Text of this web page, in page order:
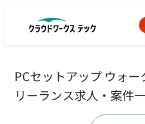
PCセットアップ ウォ
リーランス求人・案件